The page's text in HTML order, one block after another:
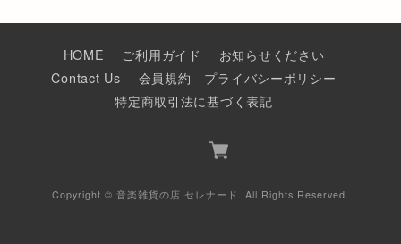
HOME ご利用ガイド
お知らせください
Contact Us
会員規約
プライバシーポリシー
特定商取引法に基づく表記
Copyright © 音楽雑貨の店 セレナード. All Rights Reserved.